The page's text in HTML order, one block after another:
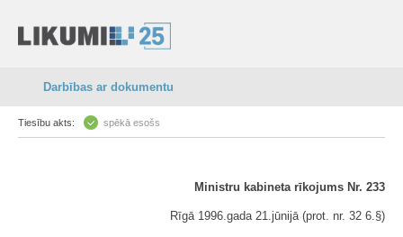
Darbības ar dokumentu
Tiesību akts: spēkā esošs
Ministru kabineta rīkojums Nr. 233
Rīgā 1996.gada 21.jūnijā (prot. nr. 32 6.§)